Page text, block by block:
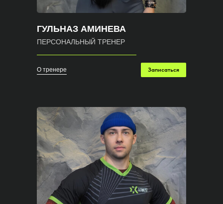
ГУЛЬНАЗ АМИНЕВА
ПЕРСОНАЛЬНЫЙ ТРЕНЕР
О тренере Записаться